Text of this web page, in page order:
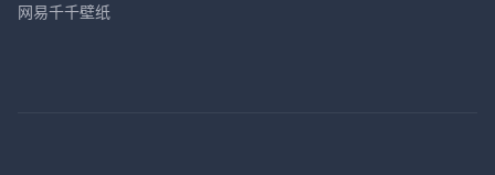
网易千千壁纸